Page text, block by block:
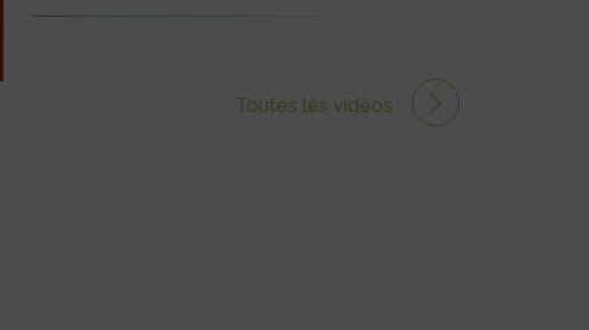
Toutes les vidéos